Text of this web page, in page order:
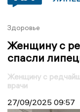
Здоровье
Женщину с
спасли
Женщину с
врачи
27/09/2025 09:57